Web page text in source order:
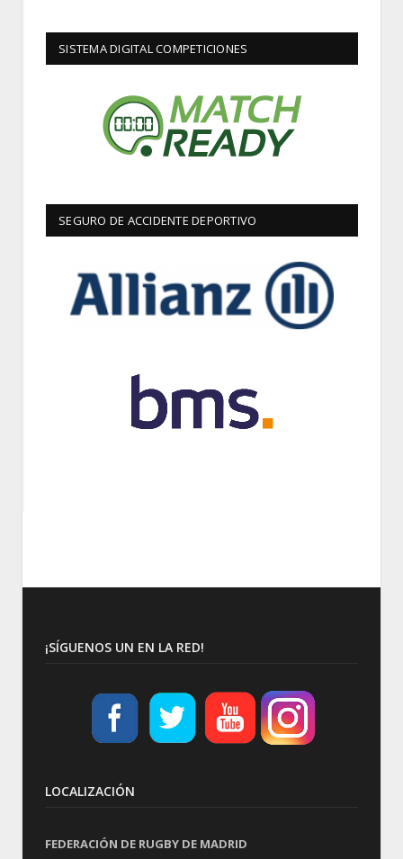
SISTEMA DIGITAL COMPETICIONES
SEGURO DE ACCIDENTE DEPORTIVO
¡SÍGUENOS UN EN LA RED!
LOCALIZACIÓN
FEDERACIÓN DE RUGBY DE MADRID